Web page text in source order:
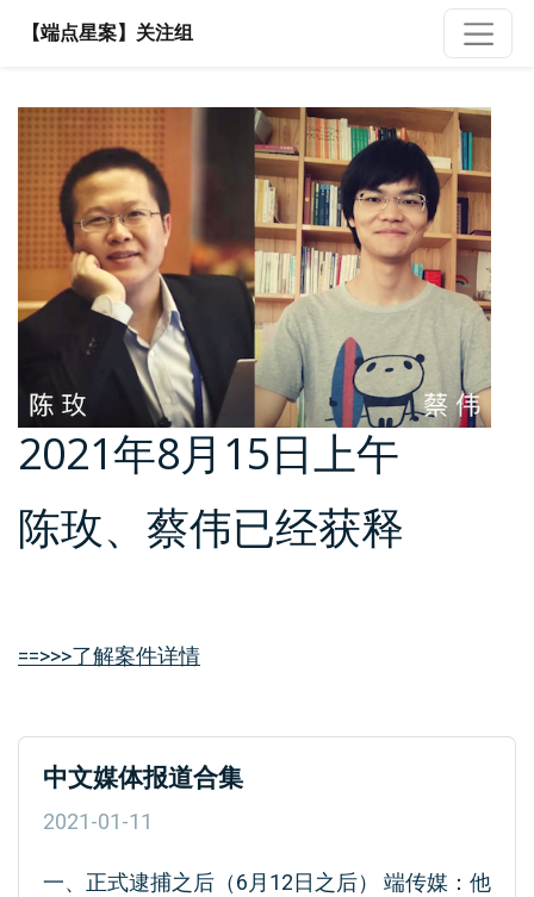
【端点星案】关注组
2021年8月15日上午
陈玫、蔡伟已经获释
==>>>了解案件详情
中文媒体报道合集
2021-01-11
一、正式逮捕之后（6月12日之后） 端传媒：他